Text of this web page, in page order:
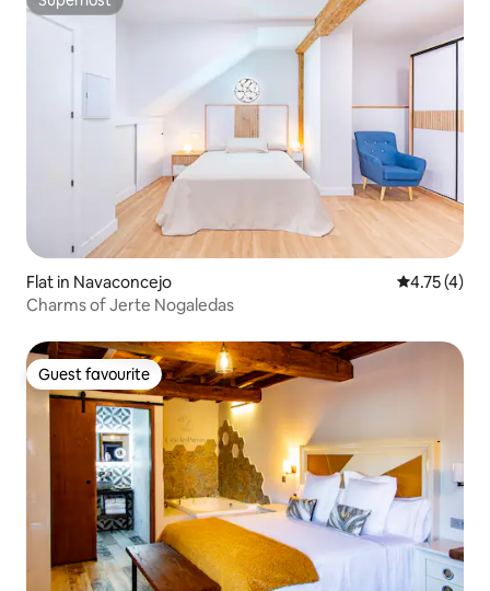
Superhost
Flat in Navaconcejo 4.75 out of
4.75 (4)
Charms of Jerte Nogaledas
Guest favourite
Guest favourite